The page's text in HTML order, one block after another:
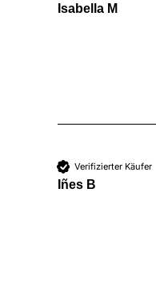
Isabella M
Verifizierter Käufer
Iñes B